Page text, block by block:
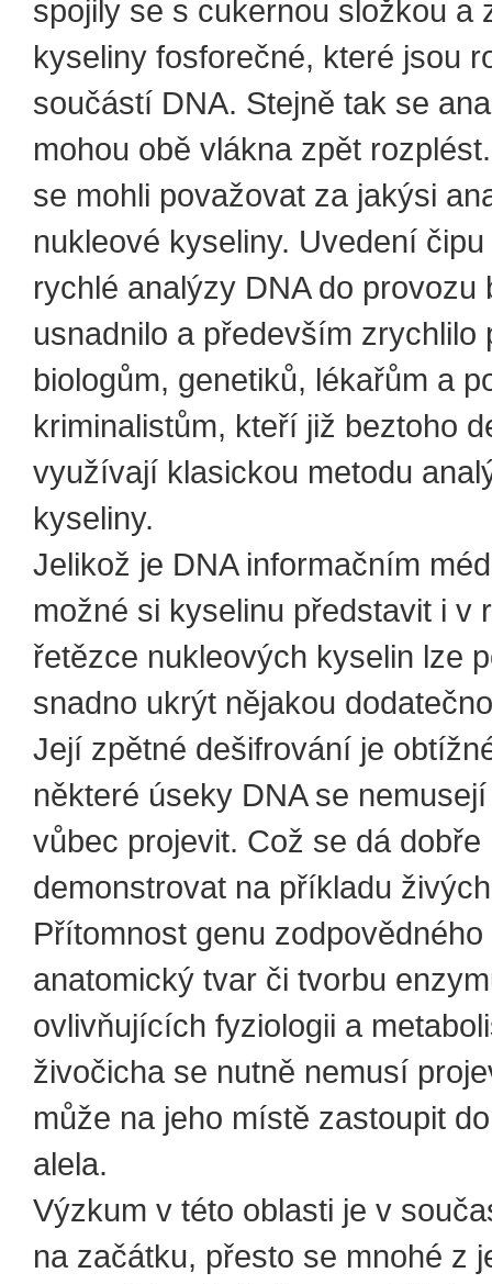
spojily se s cukernou složkou a
kyseliny fosforečné, které jsou
součástí DNA. Stejně tak se
mohou obě vlákna zpět
se mohli považovat za jakýsi
nukleové kyseliny. Uvedení
rychlé analýzy DNA do provozu
usnadnilo a především zrychlilo
biologům, genetiků, lékařům a
kriminalistům, kteří již beztoho
využívají klasickou metodu
kyseliny.
Jelikož je DNA informačním
možné si kyselinu představit i v
řetězce nukleových kyselin lze
snadno ukrýt nějakou
Její zpětné dešifrování je
některé úseky DNA se
vůbec projevit. Což se dá dobře
demonstrovat na příkladu
Přítomnost genu
anatomický tvar či tvorbu
ovlivňujících fyziologii a
živočicha se nutně nemusí
může na jeho místě zastoupit
alela.
Výzkum v této oblasti je v
na začátku, přesto se mnohé z